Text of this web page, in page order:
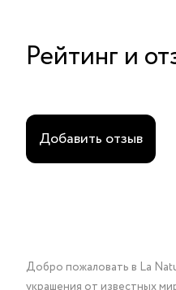
Рейтинг и
Добавить отзыв
Добро пожаловать в La